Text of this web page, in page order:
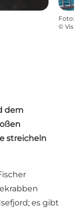
Foto:
©
dem
streicheln
es gibt